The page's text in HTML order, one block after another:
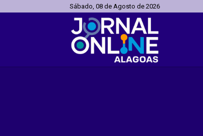
Sábado, 08 de Agosto de 2026